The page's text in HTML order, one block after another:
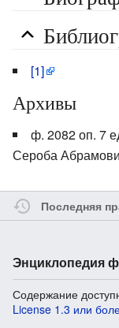
[1]
Архивы
ф. 2082 оп. 7
Сероба
Последняя
Энциклопедия
Содержание
License 1.3 или